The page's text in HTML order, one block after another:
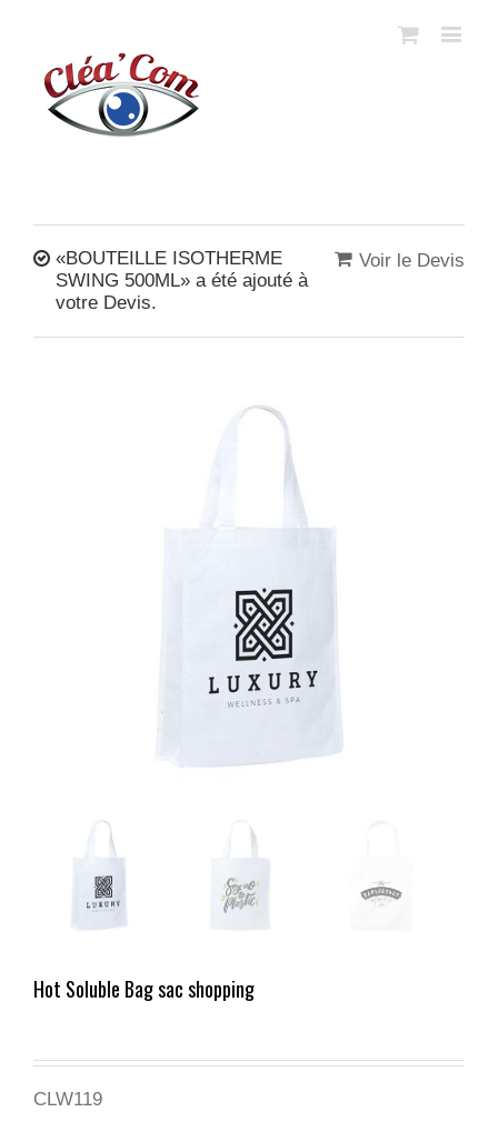
Voir le Devis
«BOUTEILLE ISOTHERME
SWING 500ML» a été ajouté à
votre Devis.
Hot Soluble Bag sac shopping
CLW119